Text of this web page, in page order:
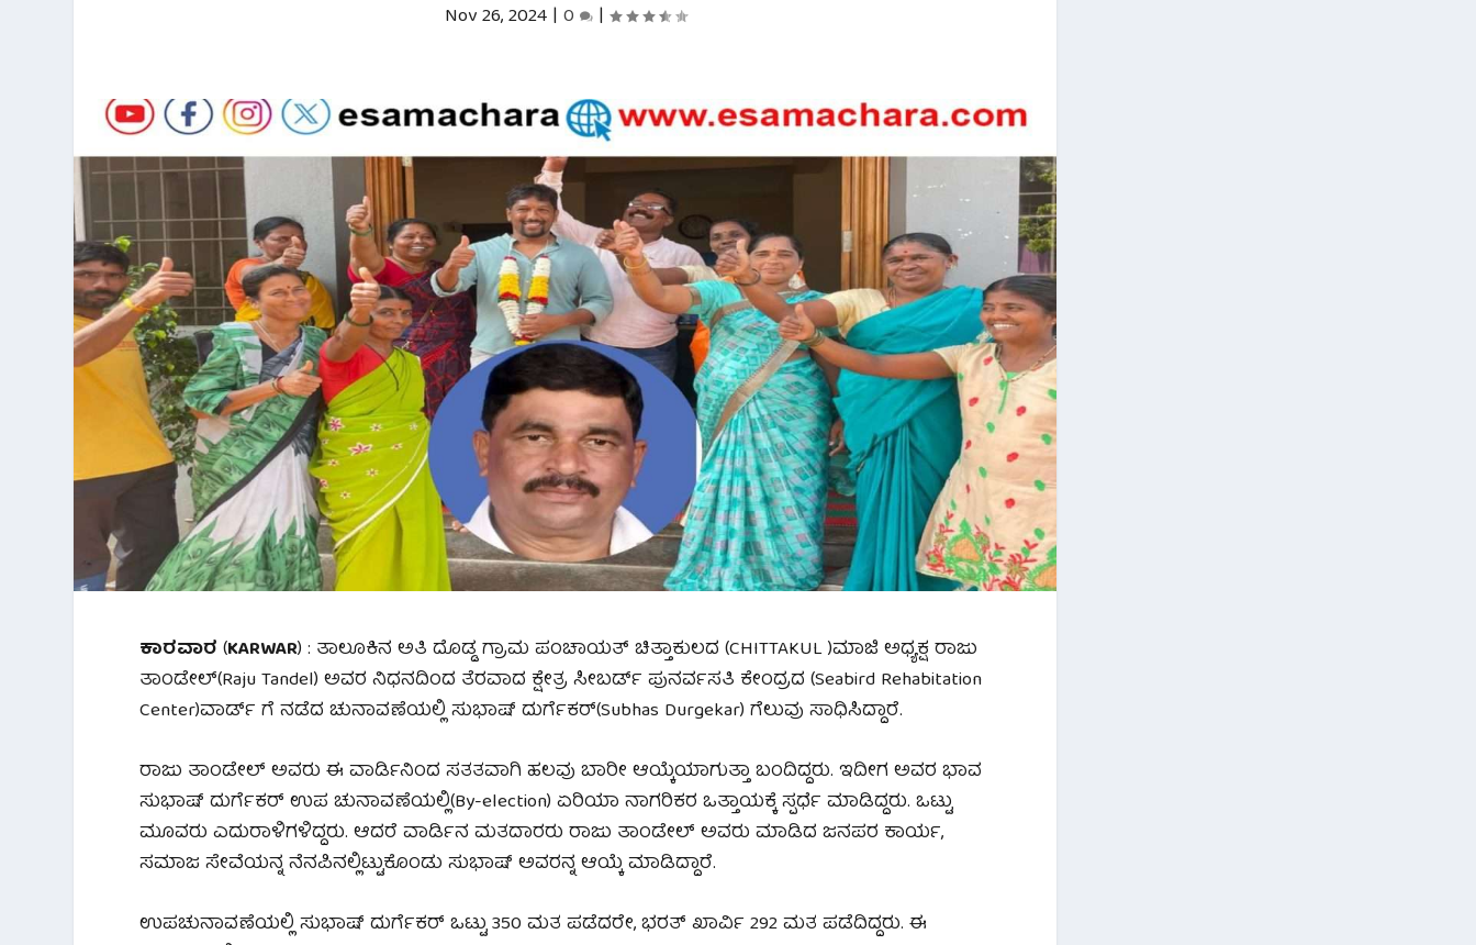
Nov 26, 2024| 0 |
ಕಾರವಾರ (KARWAR) : ತಾಲೂಕಿನ ಅತಿ ದೊಡ್ಡ ಗ್ರಾಮ ಪಂಚಾಯತ್ ಚಿತ್ತಾಕುಲದ (CHITTAKUL )ಮಾಜಿ ಅಧ್ಯಕ್ಷ ರಾಜು
ತಾಂಡೇಲ್(Raju Tandel) ಅವರ ನಿಧನದಿಂದ ತೆರವಾದ ಕ್ಷೇತ್ರ ಸೀಬರ್ಡ್ ಪುನರ್ವಸತಿ ಕೇಂದ್ರದ (Seabird Rehabitation
Center)ವಾರ್ಡ್ ಗೆ ನಡೆದ ಚುನಾವಣೆಯಲ್ಲಿ ಸುಭಾಷ್ ದುರ್ಗೆಕರ್(Subhas Durgekar) ಗೆಲುವು ಸಾಧಿಸಿದ್ದಾರೆ.
ರಾಜು ತಾಂಡೇಲ್ ಅವರು ಈ ವಾರ್ಡಿನಿಂದ ಸತತವಾಗಿ ಹಲವು ಬಾರೀ ಆಯ್ಕೆಯಾಗುತ್ತಾ ಬಂದಿದ್ದರು. ಇದೀಗ ಅವರ ಭಾವ
ಸುಭಾಷ್ ದುರ್ಗೆಕರ್ ಉಪ ಚುನಾವಣೆಯಲ್ಲಿ(By-election) ಏರಿಯಾ ನಾಗರಿಕರ ಒತ್ತಾಯಕ್ಕೆ ಸ್ಪರ್ಧೆ ಮಾಡಿದ್ದರು. ಒಟ್ಟು
ಮೂವರು ಎದುರಾಳಿಗಳಿದ್ದರು. ಆದರೆ ವಾರ್ಡಿನ ಮತದಾರರು ರಾಜು ತಾಂಡೇಲ್ ಅವರು ಮಾಡಿದ ಜನಪರ ಕಾರ್ಯ,
ಸಮಾಜ ಸೇವೆಯನ್ನ ನೆನಪಿನಲ್ಲಿಟ್ಟುಕೊಂಡು ಸುಭಾಷ್ ಅವರನ್ನ ಆಯ್ಕೆ ಮಾಡಿದ್ದಾರೆ.
ಉಪಚುನಾವಣೆಯಲ್ಲಿ ಸುಭಾಷ್ ದುರ್ಗೆಕರ್ ಒಟ್ಟು 350 ಮತ ಪಡೆದರೇ, ಭರತ್ ಖಾರ್ವಿ 292 ಮತ ಪಡೆದಿದ್ದರು. ಈ